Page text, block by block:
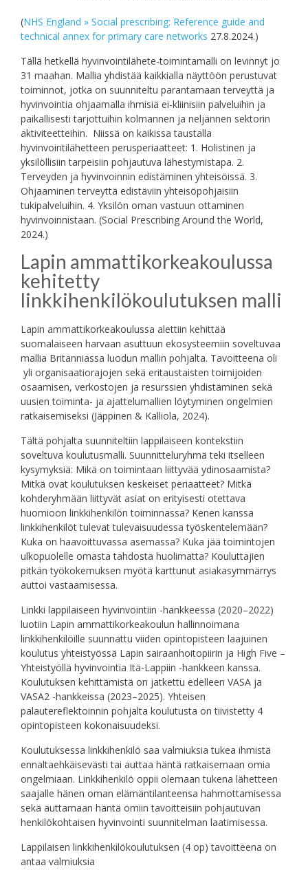
(NHS England » Social prescribing: Reference guide and
technical annex for primary care networks 27.8.2024.)
Tällä hetkellä hyvinvointilähete-toimintamalli on levinnyt jo
31 maahan. Mallia yhdistää kaikkialla näyttöön perustuvat
toiminnot, jotka on suunniteltu parantamaan terveyttä ja
hyvinvointia ohjaamalla ihmisiä ei-kliinisiin palveluihin ja
paikallisesti tarjottuihin kolmannen ja neljännen sektorin
aktiviteetteihin. Niissä on kaikissa taustalla
hyvinvointilähetteen perusperiaatteet: 1. Holistinen ja
yksilöllisiin tarpeisiin pohjautuva lähestymistapa. 2.
Terveyden ja hyvinvoinnin edistäminen yhteisöissä. 3.
Ohjaaminen terveyttä edistäviin yhteisöpohjaisiin
tukipalveluihin. 4. Yksilön oman vastuun ottaminen
hyvinvoinnistaan. (Social Prescribing Around the World,
2024.)
Lapin ammattikorkeakoulussa
kehitetty
linkkihenkilökoulutuksen malli
Lapin ammattikorkeakoulussa alettiin kehittää
suomalaiseen harvaan asuttuun ekosysteemiin soveltuvaa
mallia Britanniassa luodun mallin pohjalta. Tavoitteena oli
yli organisaatiorajojen sekä eritaustaisten toimijoiden
osaamisen, verkostojen ja resurssien yhdistäminen sekä
uusien toiminta- ja ajattelumallien löytyminen ongelmien
ratkaisemiseksi (Jäppinen & Kalliola, 2024).
Tältä pohjalta suunniteltiin lappilaiseen kontekstiin
soveltuva koulutusmalli. Suunnitteluryhmä teki itselleen
kysymyksiä: Mikä on toimintaan liittyvää ydinosaamista?
Mitkä ovat koulutuksen keskeiset periaatteet? Mitkä
kohderyhmään liittyvät asiat on erityisesti otettava
huomioon linkkihenkilön toiminnassa? Kenen kanssa
linkkihenkilöt tulevat tulevaisuudessa työskentelemään?
Kuka on haavoittuvassa asemassa? Kuka jää toimintojen
ulkopuolelle omasta tahdosta huolimatta? Kouluttajien
pitkän työkokemuksen myötä karttunut asiakasymmärrys
auttoi vastaamisessa.
Linkki lappilaiseen hyvinvointiin -hankkeessa (2020–2022)
luotiin Lapin ammattikorkeakoulun hallinnoimana
linkkihenkilöille suunnattu viiden opintopisteen laajuinen
koulutus yhteistyössä Lapin sairaanhoitopiirin ja High Five –
Yhteistyöllä hyvinvointia Itä-Lappiin -hankkeen kanssa.
Koulutuksen kehittämistä on jatkettu edelleen VASA ja
VASA2 -hankkeissa (2023–2025). Yhteisen
palautereflektoinnin pohjalta koulutusta on tiivistetty 4
opintopisteen kokonaisuudeksi.
Koulutuksessa linkkihenkilö saa valmiuksia tukea ihmistä
ennaltaehkäisevästi tai auttaa häntä ratkaisemaan omia
ongelmiaan. Linkkihenkilö oppii olemaan tukena lähetteen
saajalle hänen oman elämäntilanteensa hahmottamisessa
sekä auttamaan häntä omiin tavoitteisiin pohjautuvan
henkilökohtaisen hyvinvointi suunnitelman laatimisessa.
Lappilaisen linkkihenkilökoulutuksen (4 op) tavoitteena on
antaa valmiuksia